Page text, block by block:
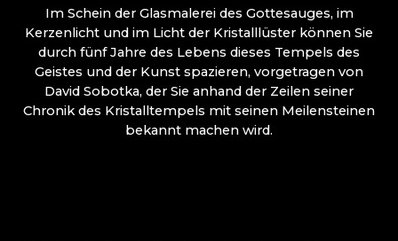
Zásada
Haindorf, Friedländer Zipfel
Böhmisches Paradies
Mírová pod Kozákovem
Turnov (Turnau)
KRISTALL ZUG - LÄNDERBAHN CZ
KRISTALL-TEMPEL
KUNC GLASS
LASVIT - GLASHAUS
MEMORY CRYSTAL
MOLS BOHEMIA
NOVOTNY GLASS
Im Schein der Glasmalerei des Gottesauges, im
Kerzenlicht und im Licht der Kristalllüster können Sie
durch fünf Jahre des Lebens dieses Tempels des
Geistes und der Kunst spazieren, vorgetragen von
David Sobotka, der Sie anhand der Zeilen seiner
Chronik des Kristalltempels mit seinen Meilensteinen
bekannt machen wird.